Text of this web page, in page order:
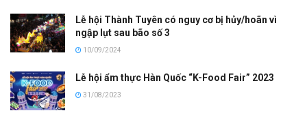
Lễ hội Thành Tuyên có nguy cơ bị hủy/hoãn vì
ngập lụt sau bão số 3
10/09/2024
Lễ hội ẩm thực Hàn Quốc “K-Food Fair” 2023
31/08/2023